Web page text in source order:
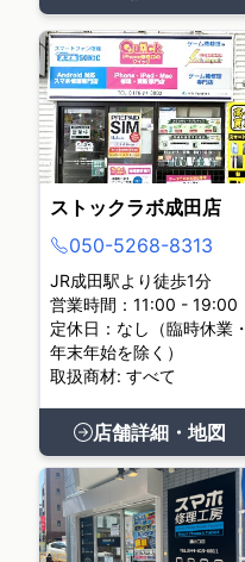
ストックラボ成田店
050-5268-8313
JR成田駅より徒歩1分
営業時間：11:00 - 19:00
定休日：なし（臨時休業・
年末年始を除く）
取扱商材: すべて
店舗詳細・地図